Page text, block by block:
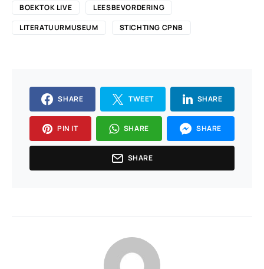
BOEKTOK LIVE
LEESBEVORDERING
LITERATUURMUSEUM
STICHTING CPNB
SHARE TWEET SHARE
PIN IT SHARE SHARE
SHARE